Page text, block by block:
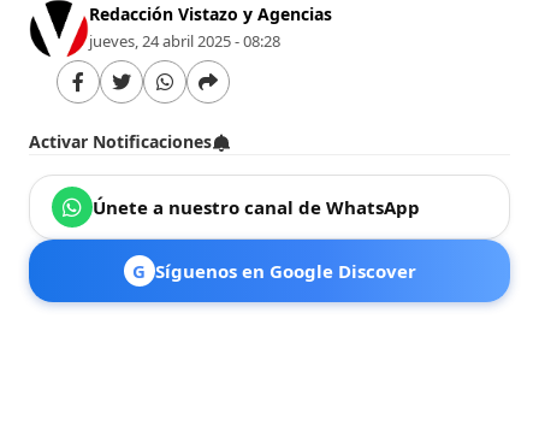
Redacción Vistazo y Agencias
jueves, 24 abril 2025 - 08:28
Activar Notificaciones
Únete a nuestro canal de WhatsApp
G Síguenos en Google Discover